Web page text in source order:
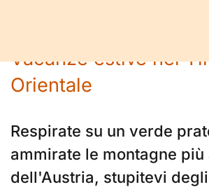
Vacanze estive nel
Orientale
Respirate su un verde
ammirate le montagne più
dell'Austria, stupitevi